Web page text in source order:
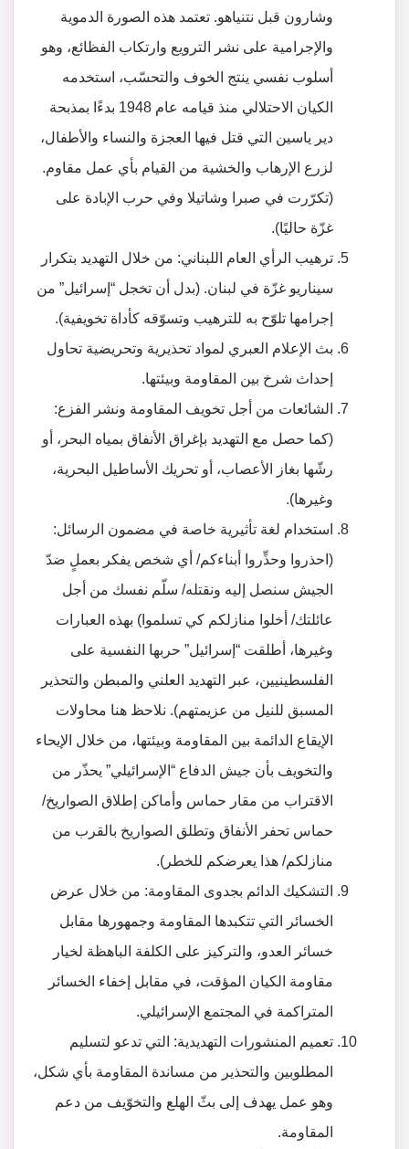
وشارون قبل نتنياهو. تعتمد هذه الصورة الدموية
والإجرامية على نشر الترويع وارتكاب الفظائع، وهو
أسلوب نفسي ينتج الخوف والتحسّب، استخدمه
الكيان الاحتلالي منذ قيامه عام 1948 بدءًا بمذبحة
دير ياسين التي قتل فيها العجزة والنساء والأطفال،
لزرع الإرهاب والخشية من القيام بأي عمل مقاوم.
(تكرّرت في صبرا وشاتيلا وفي حرب الإبادة على
غزّة حاليًا).
ترهيب الرأي العام اللبناني: من خلال التهديد بتكرار
سيناريو غزّة في لبنان. (بدل أن تخجل “إسرائيل” من
إجرامها تلوّح به للترهيب وتسوّقه كأداة تخويفية).
بث الإعلام العبري لمواد تحذيرية وتحريضية تحاول
إحداث شرخ بين المقاومة وبيئتها.
الشائعات من أجل تخويف المقاومة ونشر الفزع:
(كما حصل مع التهديد بإغراق الأنفاق بمياه البحر، أو
رشّها بغاز الأعصاب، أو تحريك الأساطيل البحرية،
وغيرها).
استخدام لغة تأثيرية خاصة في مضمون الرسائل:
(احذروا وحذِّروا أبناءكم/ أي شخص يفكر بعملٍ ضدّ
الجيش سنصل إليه ونقتله/ سلّم نفسك من أجل
عائلتك/ أخلوا منازلكم كي تسلموا) بهذه العبارات
وغيرها، أطلقت “إسرائيل” حربها النفسية على
الفلسطينيين، عبر التهديد العلني والمبطن والتحذير
المسبق للنيل من عزيمتهم). نلاحظ هنا محاولات
الإيقاع الدائمة بين المقاومة وبيئتها، من خلال الإيحاء
والتخويف بأن جيش الدفاع “الإسرائيلي” يحذّر من
الاقتراب من مقار حماس وأماكن إطلاق الصواريخ/
حماس تحفر الأنفاق وتطلق الصواريخ بالقرب من
منازلكم/ هذا يعرضكم للخطر).
التشكيك الدائم بجدوى المقاومة: من خلال عرض
الخسائر التي تتكبدها المقاومة وجمهورها مقابل
خسائر العدو، والتركيز على الكلفة الباهظة لخيار
مقاومة الكيان المؤقت، في مقابل إخفاء الخسائر
المتراكمة في المجتمع الإسرائيلي.
تعميم المنشورات التهديدية: التي تدعو لتسليم
المطلوبين والتحذير من مساندة المقاومة بأي شكل،
وهو عمل يهدف إلى بثّ الهلع والتخوّيف من دعم
المقاومة.